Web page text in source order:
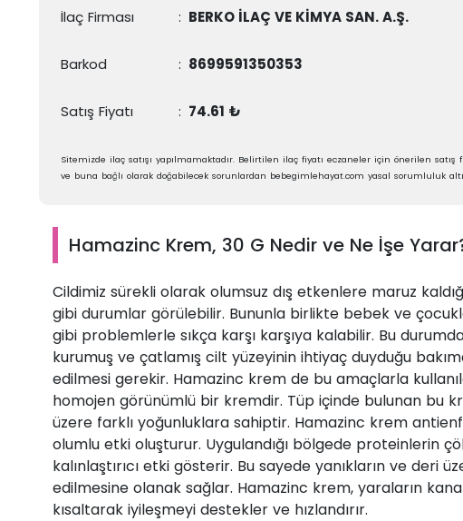
İlaç Firması : BERKO İLAÇ VE KİMYA SAN. A.Ş.
Barkod : 8699591350353
Satış Fiyatı : 74.61 ₺
Sitemizde ilaç satışı yapılmamaktadır. Belirtilen ilaç fiyatı eczaneler için önerilen
ve buna bağlı olarak doğabilecek sorunlardan bebegimlehayat.com yasal sorumluluk
Hamazinc Krem, 30 G Nedir ve Ne İşe
Cildimiz sürekli olarak olumsuz dış etkenlere maruz
gibi durumlar görülebilir. Bununla birlikte bebek ve
gibi problemlerle sıkça karşı karşıya kalabilir. Bu
kurumuş ve çatlamış cilt yüzeyinin ihtiyaç duyduğu
edilmesi gerekir. Hamazinc krem de bu amaçlarla
homojen görünümlü bir kremdir. Tüp içinde bulunan bu
üzere farklı yoğunluklara sahiptir. Hamazinc krem
olumlu etki oluşturur. Uygulandığı bölgede proteinlerin
kalınlaştırıcı etki gösterir. Bu sayede yanıkların ve deri
edilmesine olanak sağlar. Hamazinc krem, yaraların
kısaltarak iyileşmeyi destekler ve hızlandırır.